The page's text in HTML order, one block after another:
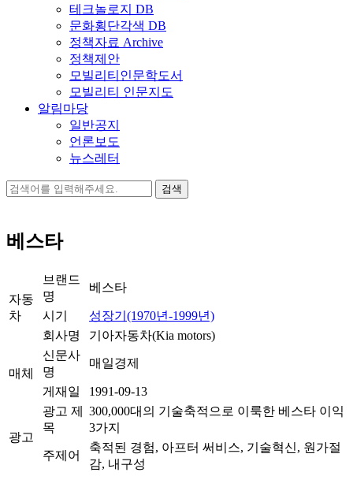
테크놀로지 DB
문화횡단각색 DB
정책자료 Archive
정책제안
모빌리티인문학도서
모빌리티 인문지도
알림마당
일반공지
언론보도
뉴스레터
검
베스타
자동
차
브랜드
명
베스타
시기
성장기(1970년-1999년)
회사명
기아자동차(Kia motors)
매체
신문사
명
매일경제
게재일 1991-09-13
광고
광고 제
목
300,000대의 기술축적으로 이룩한 베스타 이익
3가지
주제어
축적된 경험, 아프터 써비스, 기술혁신, 원가절
감, 내구성